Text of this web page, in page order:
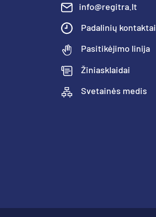
info@regitra.lt
Padalinių kontaktai
Pasitikėjimo linija
Žiniasklaidai
Svetainės medis